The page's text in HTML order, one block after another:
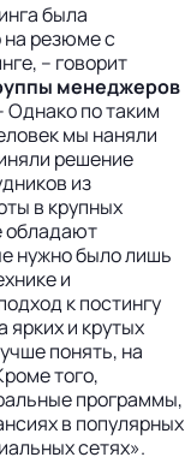
была
на резюме с
– говорит
менеджеров
Однако по таким
мы наняли
решение
из
в крупных
обладают
нужно было лишь
и
к постингу
и крутых
понять, на
того,
программы,
в популярных
сетях».